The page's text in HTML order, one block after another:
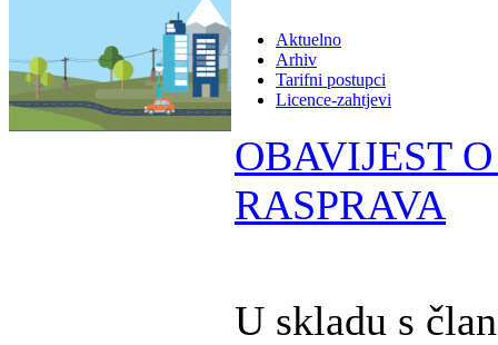
Aktuelno
Arhiv
Tarifni postupci
Licence-zahtjevi
OBAVIJEST
RASPRAVA
U skladu s